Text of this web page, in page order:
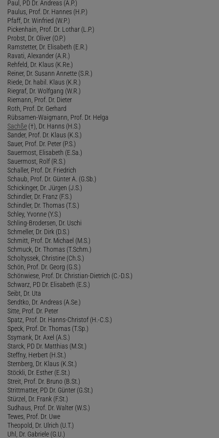
Paul, PD Dr. Andreas (A.P.)
Paulus, Prof. Dr. Hannes (H.P.)
Pfaff, Dr. Winfried (W.P.)
Pickenhain, Prof. Dr. Lothar (L.P.)
Probst, Dr. Oliver (O.P.)
Ramstetter, Dr. Elisabeth (E.R.)
Ravati, Alexander (A.R.)
Rehfeld, Dr. Klaus (K.Re.)
Reiner, Dr. Susann Annette (S.R.)
Riede, Dr. habil. Klaus (K.R.)
Riegraf, Dr. Wolfgang (W.R.)
Riemann, Prof. Dr. Dieter
Roth, Prof. Dr. Gerhard
Rübsamen-Waigmann, Prof. Dr. Helga
Sachße (†), Dr. Hanns (H.S.)
Sander, Prof. Dr. Klaus (K.S.)
Sauer, Prof. Dr. Peter (P.S.)
Sauermost, Elisabeth (E.Sa.)
Sauermost, Rolf (R.S.)
Schaller, Prof. Dr. Friedrich
Schaub, Prof. Dr. Günter A. (G.Sb.)
Schickinger, Dr. Jürgen (J.S.)
Schindler, Dr. Franz (F.S.)
Schindler, Dr. Thomas (T.S.)
Schley, Yvonne (Y.S.)
Schling-Brodersen, Dr. Uschi
Schmeller, Dr. Dirk (D.S.)
Schmitt, Prof. Dr. Michael (M.S.)
Schmuck, Dr. Thomas (T.Schm.)
Scholtyssek, Christine (Ch.S.)
Schön, Prof. Dr. Georg (G.S.)
Schönwiese, Prof. Dr. Christian-Dietrich (C.-D.S.)
Schwarz, PD Dr. Elisabeth (E.S.)
Seibt, Dr. Uta
Sendtko, Dr. Andreas (A.Se.)
Sitte, Prof. Dr. Peter
Spatz, Prof. Dr. Hanns-Christof (H.-C.S.)
Speck, Prof. Dr. Thomas (T.Sp.)
Ssymank, Dr. Axel (A.S.)
Starck, PD Dr. Matthias (M.St.)
Steffny, Herbert (H.St.)
Sternberg, Dr. Klaus (K.St.)
Stöckli, Dr. Esther (E.St.)
Streit, Prof. Dr. Bruno (B.St.)
Strittmatter, PD Dr. Günter (G.St.)
Stürzel, Dr. Frank (F.St.)
Sudhaus, Prof. Dr. Walter (W.S.)
Tewes, Prof. Dr. Uwe
Theopold, Dr. Ulrich (U.T.)
Uhl, Dr. Gabriele (G.U.)